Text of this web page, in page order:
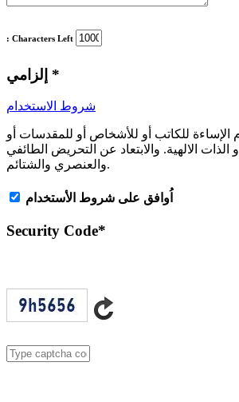
: Characters Left
*
شروط الاستخدام
الإساءة للكاتب أو للأشخاص أو للمقدسات أو
الذات الالهية. والابتعاد عن التحريض الطائفي
والعنصري والشتائم.
اُوافق على شروط الأستخدام
Security Code*